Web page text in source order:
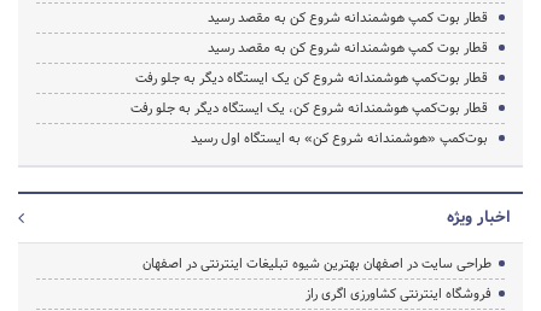
قطار بوت کمپ هوشمندانه شروع کن به مقصد رسید
قطار بوت کمپ هوشمندانه شروع کن به مقصد رسید
قطار بوت‌کمپ هوشمندانه شروع کن یک ایستگاه دیگر به جلو رفت
قطار بوت‌کمپ هوشمندانه شروع کن، یک ایستگاه دیگر به جلو رفت
بوت‌کمپ «هوشمندانه شروع کن» به ایستگاه اول رسید
اخبار ویژه
طراحی سایت در اصفهان بهترین شیوه تبلیغات اینترنتی در اصفهان
فروشگاه اینترنتی کشاورزی اگری راز